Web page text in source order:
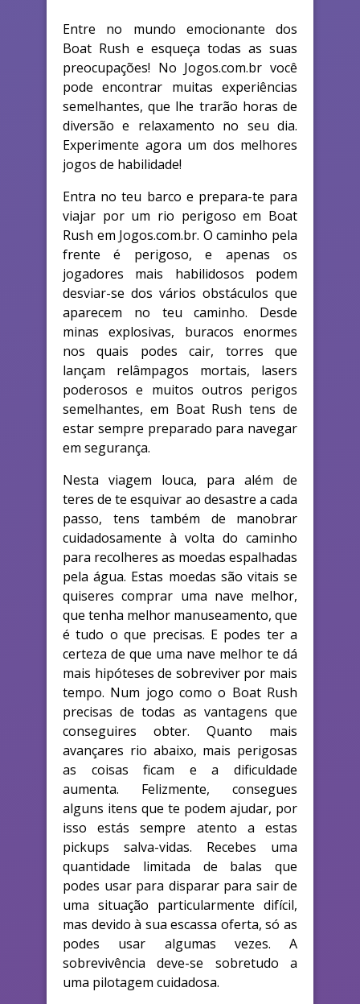
Entre no mundo emocionante dos
Boat Rush e esqueça todas as suas
preocupações! No Jogos.com.br você
pode encontrar muitas experiências
semelhantes, que lhe trarão horas de
diversão e relaxamento no seu dia.
Experimente agora um dos melhores
jogos de habilidade!
Entra no teu barco e prepara-te para
viajar por um rio perigoso em Boat
Rush em Jogos.com.br. O caminho pela
frente é perigoso, e apenas os
jogadores mais habilidosos podem
desviar-se dos vários obstáculos que
aparecem no teu caminho. Desde
minas explosivas, buracos enormes
nos quais podes cair, torres que
lançam relâmpagos mortais, lasers
poderosos e muitos outros perigos
semelhantes, em Boat Rush tens de
estar sempre preparado para navegar
em segurança.
Nesta viagem louca, para além de
teres de te esquivar ao desastre a cada
passo, tens também de manobrar
cuidadosamente à volta do caminho
para recolheres as moedas espalhadas
pela água. Estas moedas são vitais se
quiseres comprar uma nave melhor,
que tenha melhor manuseamento, que
é tudo o que precisas. E podes ter a
certeza de que uma nave melhor te dá
mais hipóteses de sobreviver por mais
tempo. Num jogo como o Boat Rush
precisas de todas as vantagens que
conseguires obter. Quanto mais
avançares rio abaixo, mais perigosas
as coisas ficam e a dificuldade
aumenta. Felizmente, consegues
alguns itens que te podem ajudar, por
isso estás sempre atento a estas
pickups salva-vidas. Recebes uma
quantidade limitada de balas que
podes usar para disparar para sair de
uma situação particularmente difícil,
mas devido à sua escassa oferta, só as
podes usar algumas vezes. A
sobrevivência deve-se sobretudo a
uma pilotagem cuidadosa.